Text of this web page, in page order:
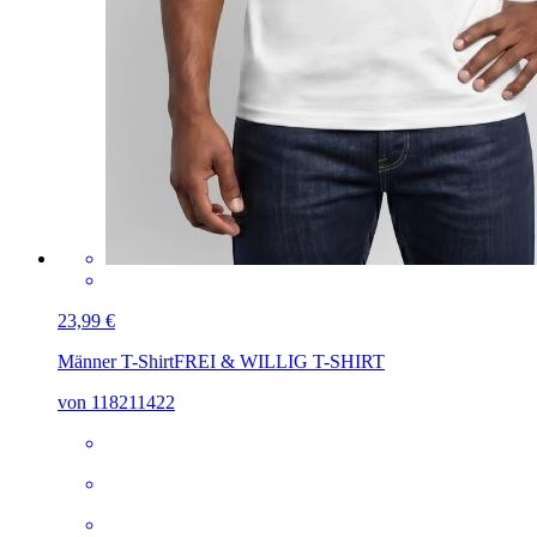
23,99 €
Männer T-ShirtFREI & WILLIG T-SHIRT
von 118211422